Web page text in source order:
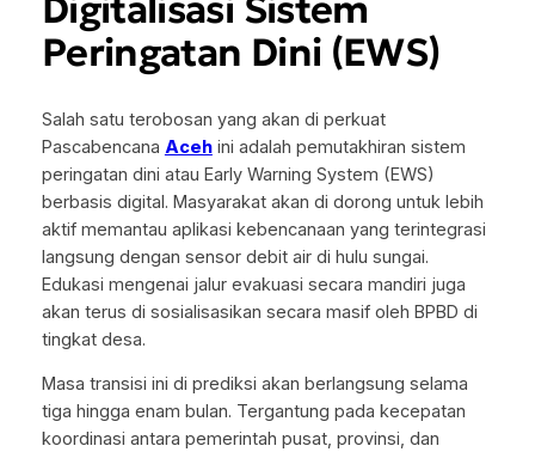
Digitalisasi Sistem
Peringatan Dini (EWS)
Salah satu terobosan yang akan di perkuat
Pascabencana Acehini adalah pemutakhiran sistem
peringatan dini atau Early Warning System (EWS)
berbasis digital. Masyarakat akan di dorong untuk lebih
aktif memantau aplikasi kebencanaan yang terintegrasi
langsung dengan sensor debit air di hulu sungai.
Edukasi mengenai jalur evakuasi secara mandiri juga
akan terus di sosialisasikan secara masif oleh BPBD di
tingkat desa.
Masa transisi ini di prediksi akan berlangsung selama
tiga hingga enam bulan. Tergantung pada kecepatan
koordinasi antara pemerintah pusat, provinsi, dan